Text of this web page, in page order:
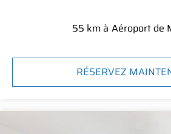
55 km à Aéroport de
RÉSERVEZ